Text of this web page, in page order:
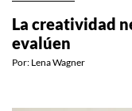
La creatividad
evalúen
Por: Lena Wagner